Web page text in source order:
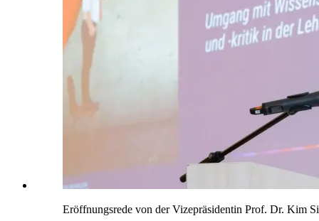
Eröffnungsrede von der Vizepräsidentin Prof. Dr. Kim